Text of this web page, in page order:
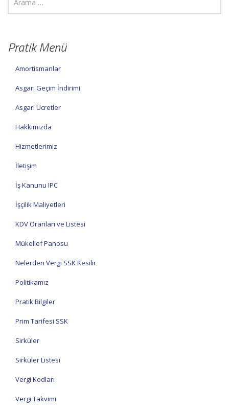
Pratik Menü
Amortismanlar
Asgari Geçim İndirimi
Asgari Ücretler
Hakkımızda
Hizmetlerimiz
İletişim
İş Kanunu IPC
İşçilik Maliyetleri
KDV Oranları ve Listesi
Mükellef Panosu
Nelerden Vergi SSK Kesilir
Politikamız
Pratik Bilgiler
Prim Tarifesi SSK
Sirküler
Sirküler Listesi
Vergi Kodları
Vergi Takvimi